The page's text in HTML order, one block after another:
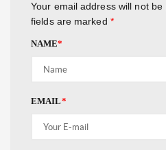
Your email address will not be
fields are marked *
NAME*
EMAIL*